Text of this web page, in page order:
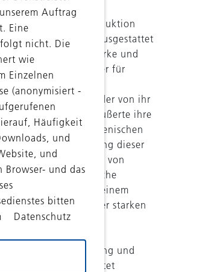
Kunststoff­rohre,
ein Drittel der Produktion
von Kabeln ausgestattet
Telefonie, Netzwerke und
die Installationsdauer für
für Neubau- und
die DBAG und der von ihr
realisieren und veräußerte ihre
Expertise der italienischen
Die Herstellung dieser
Fertigkeiten, die oft von
ist der italienische
Qualität zu einem
Marge und einer starken
in Forschung und
dieser Umstand bietet
Auftrag
Eine
nicht. Die
wie
Einzelnen
(anonymisiert -
Häufigkeit
und
und
und das
bitten
Datenschutz